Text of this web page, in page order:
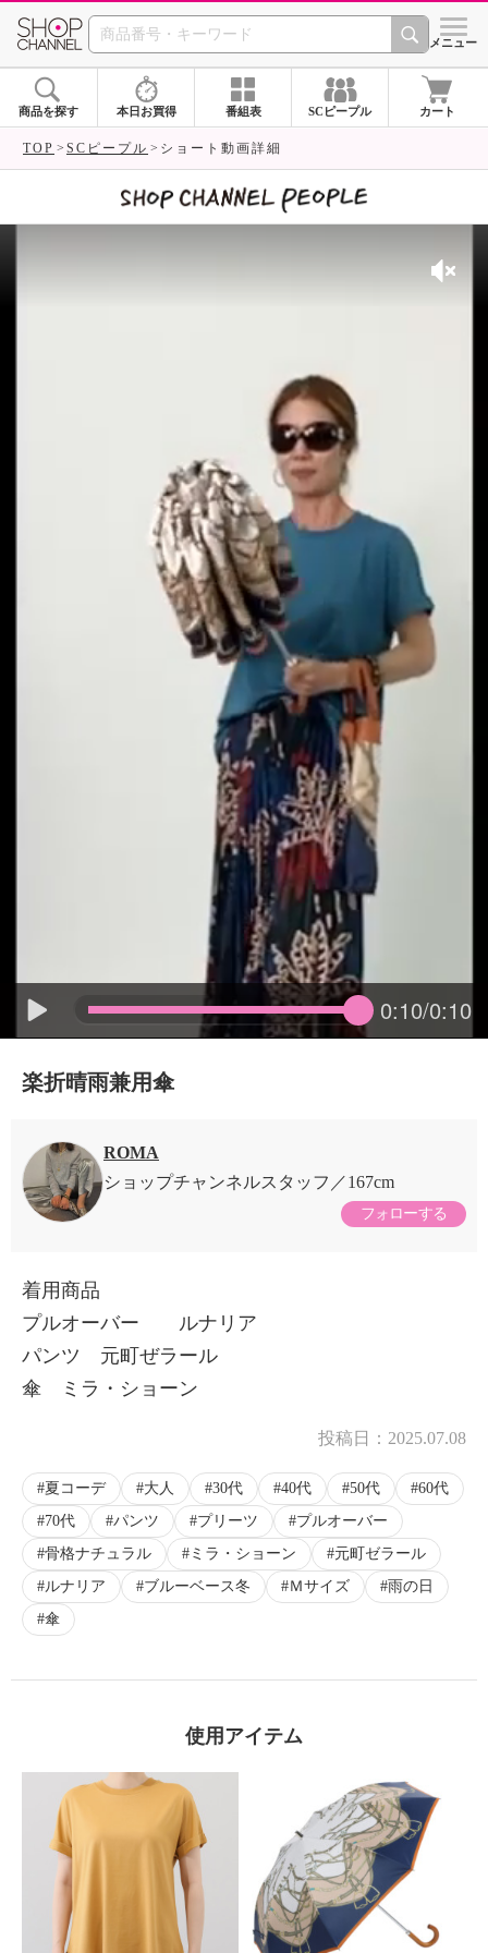
SHOP CHANNEL シメニュー
商品を探す 本日お買得 番組表 SCピープル カート
TOP SCピープル ショート動画詳細
0:10/0:10
商品紹介
楽折晴雨兼用傘
ROMA
ショップチャンネルスタッフ
167cm
フォローする
着用商品
プルオーバー ルナリア
パンツ 元町ぜラール
傘 ミラ・ショーン
投稿日： 2025.07.08
夏コーデ 大人 30代 40代 50代
60代
70代
パンツ プリーツ
プルオーバー
骨格ナチュラル
ミラ・ショーン
元町ゼラール
ルナリア
ブルーベース冬 Ｍサイズ
雨の日
傘
使用アイテム